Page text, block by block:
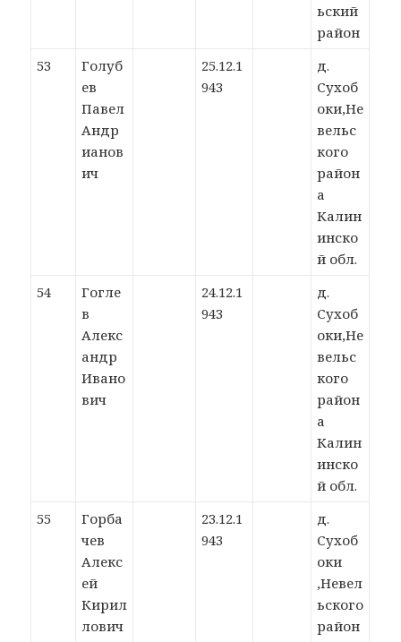
ьский
район
53
Голуб
ев
Павел
Андр
ианов
ич
25.12.1
943
д.
Сухоб
оки,Не
вельс
кого
район
а
Калин
инско
й обл.
54
Гогле
в
Алекс
андр
Ивано
вич
24.12.1
943
д.
Сухоб
оки,Не
вельс
кого
район
а
Калин
инско
й обл.
55
Горба
чев
Алекс
ей
Кирил
лович
23.12.1
943
д.
Сухоб
оки
,Невел
ьского
район